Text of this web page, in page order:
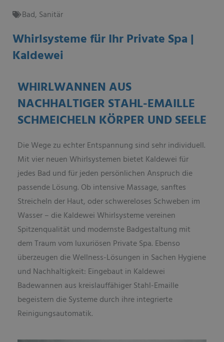
Bad, Sanitär
Whirlsysteme für Ihr Private Spa |
Kaldewei
WHIRLWANNEN AUS
NACHHALTIGER STAHL-EMAILLE
SCHMEICHELN KÖRPER UND SEELE
Die Wege zu echter Entspannung sind sehr individuell.
Mit vier neuen Whirlsystemen bietet Kaldewei für
jedes Bad und für jeden persönlichen Anspruch die
passende Lösung. Ob intensive Massage, sanftes
Streicheln der Haut, oder schwereloses Schweben im
Wasser – die Kaldewei Whirlsysteme vereinen
Spitzenqualität und modernste Badgestaltung mit
dem Traum vom luxuriösen Private Spa. Ebenso
überzeugen die Wellness-Lösungen in Sachen Hygiene
und Nachhaltigkeit: Eingebaut in Kaldewei
Badewannen aus kreislauffähiger Stahl-Emaille
begeistern die Systeme durch ihre integrierte
Reinigungsautomatik.